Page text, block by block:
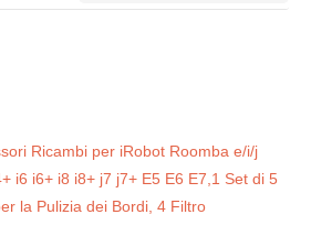
Ricambi per iRobot Roomba e/i/j
i6 i6+ i8 i8+ j7 j7+ E5 E6 E7,1 Set di 5
la Pulizia dei Bordi, 4 Filtro